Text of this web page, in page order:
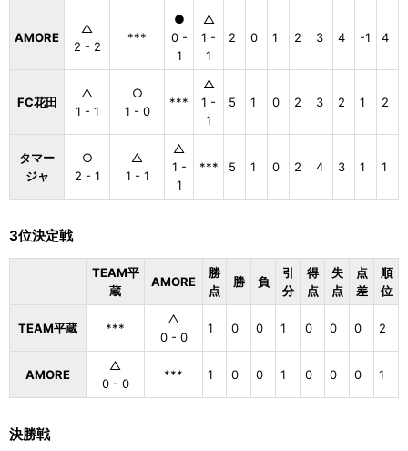
AMORE
△
2 - 2
***
●
0 -
1
△
1 -
1
2 0 1 2 3 4 -1 4
FC花田
△
1 - 1
○
1 - 0
***
△
1 -
1
5 1 0 2 3 2 1 2
タマー
ジャ
○
2 - 1
△
1 - 1
△
1 -
1
*** 5 1 0 2 4 3 1 1
3位決定戦
TEAM平
蔵
AMORE
勝
点
勝 負
引
分
得
点
失
点
点
差
順
位
TEAM平蔵 ***
△
0 - 0
1 0 0 1 0 0 0 2
AMORE
△
0 - 0
*** 1 0 0 1 0 0 0 1
決勝戦